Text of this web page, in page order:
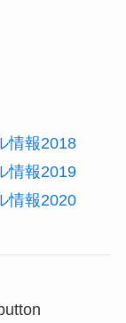
情報2018
情報2019
情報2020